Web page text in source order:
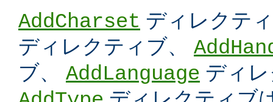
AddCharset ディレクテ
ディレクティブ、
ブ、 AddLanguage ディ